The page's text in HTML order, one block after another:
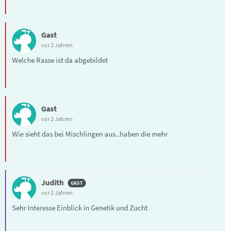
Gast
vor 2 Jahren
Welche Rasse ist da abgebildet
Gast
vor 2 Jahren
Wie sieht das bei Mischlingen aus..haben die mehr
Judith
vor 2 Jahren
Sehr Interesse Einblick in Genetik und Zucht